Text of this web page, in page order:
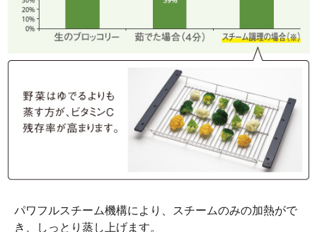
パワフルスチーム機構により、スチームのみの加熱がで
き、しっとり蒸し上げます。